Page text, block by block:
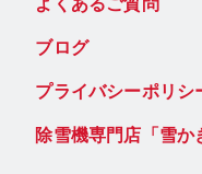
ブログ
プライバシーポリシ
除雪機専門店「雪か